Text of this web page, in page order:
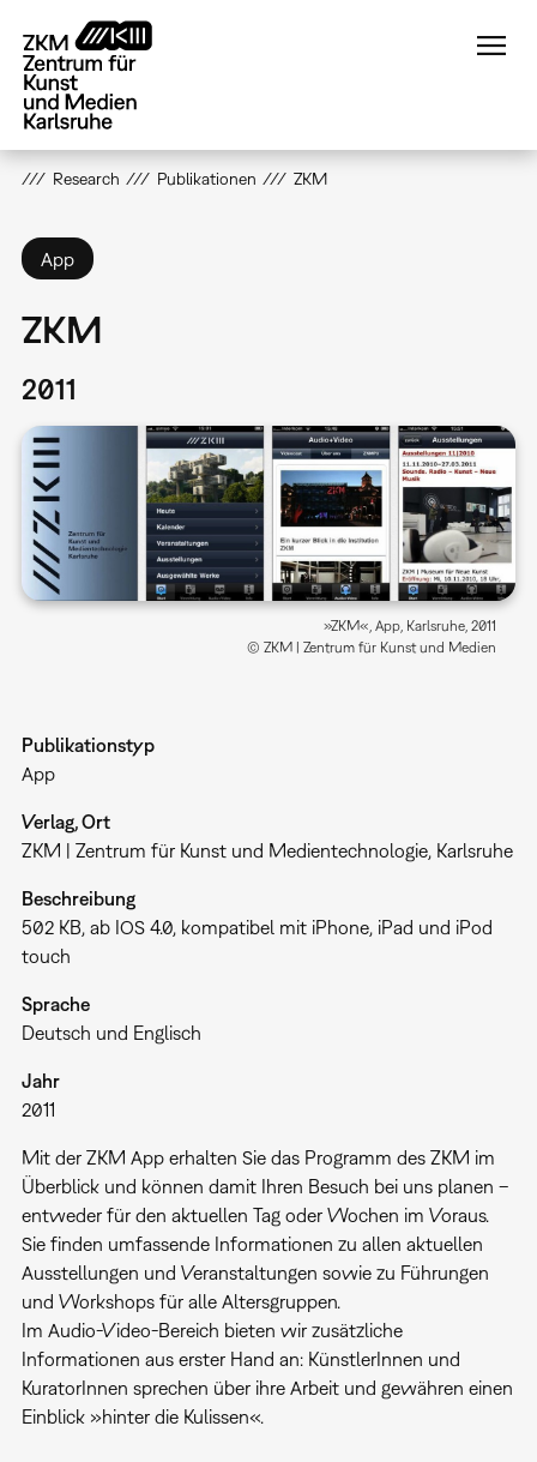
zum
Inhalt
Research Publikationen ZKM
App
ZKM
2011
»ZKM«, App, Karlsruhe, 2011
© ZKM | Zentrum für Kunst und Medien
Publikationstyp
App
Verlag, Ort
ZKM | Zentrum für Kunst und Medientechnologie, Karlsruhe
Beschreibung
502 KB, ab IOS 4.0, kompatibel mit iPhone, iPad und iPod
touch
Sprache
Deutsch und Englisch
Jahr
2011
Mit der ZKM App erhalten Sie das Programm des ZKM im
Überblick und können damit Ihren Besuch bei uns planen –
entweder für den aktuellen Tag oder Wochen im Voraus.
Sie finden umfassende Informationen zu allen aktuellen
Ausstellungen und Veranstaltungen sowie zu Führungen
und Workshops für alle Altersgruppen.
Im Audio-Video-Bereich bieten wir zusätzliche
Informationen aus erster Hand an: KünstlerInnen und
KuratorInnen sprechen über ihre Arbeit und gewähren einen
Einblick »hinter die Kulissen«.